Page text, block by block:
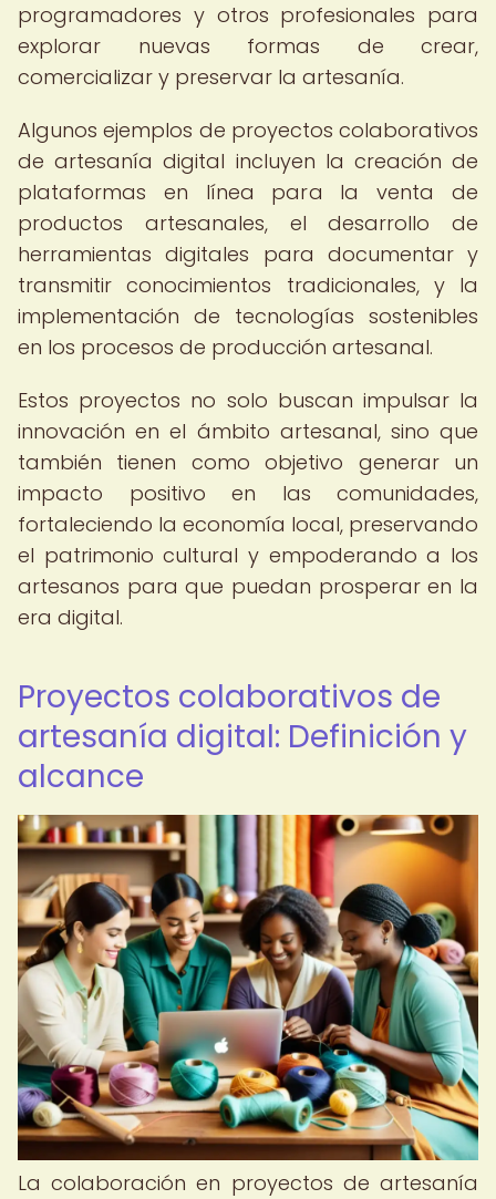
programadores y otros profesionales para
explorar nuevas formas de crear,
comercializar y preservar la artesanía.
Algunos ejemplos de proyectos colaborativos
de artesanía digital incluyen la creación de
plataformas en línea para la venta de
productos artesanales, el desarrollo de
herramientas digitales para documentar y
transmitir conocimientos tradicionales, y la
implementación de tecnologías sostenibles
en los procesos de producción artesanal.
Estos proyectos no solo buscan impulsar la
innovación en el ámbito artesanal, sino que
también tienen como objetivo generar un
impacto positivo en las comunidades,
fortaleciendo la economía local, preservando
el patrimonio cultural y empoderando a los
artesanos para que puedan prosperar en la
era digital.
Proyectos colaborativos de
artesanía digital: Definición y
alcance
La colaboración en proyectos de artesanía